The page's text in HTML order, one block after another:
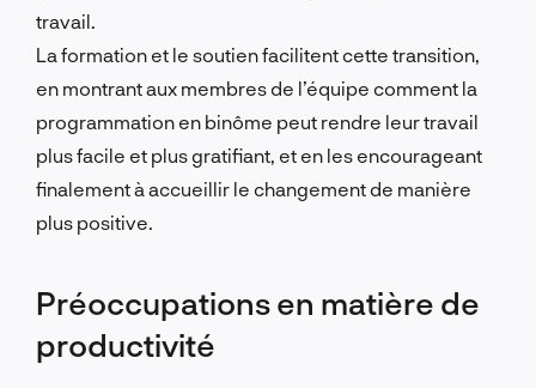
travail.
La formation et le soutien facilitent cette transition,
en montrant aux membres de l’équipe comment la
programmation en binôme peut rendre leur travail
plus facile et plus gratifiant, et en les encourageant
finalement à accueillir le changement de manière
plus positive.
Préoccupations en matière de
productivité